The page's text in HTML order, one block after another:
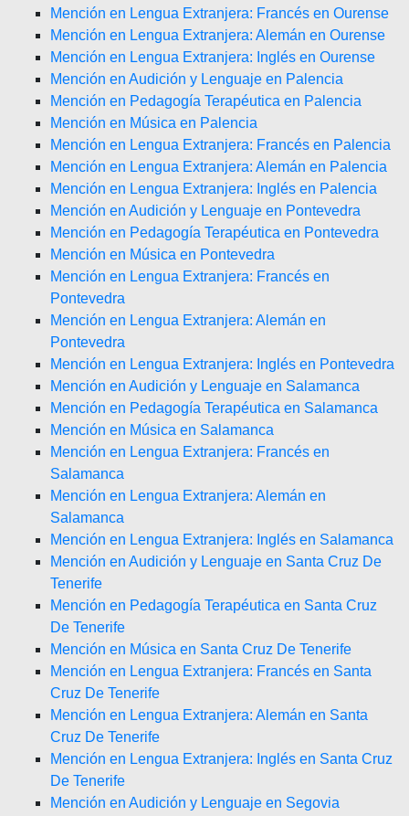
Mención en Lengua Extranjera: Francés en Ourense
Mención en Lengua Extranjera: Alemán en Ourense
Mención en Lengua Extranjera: Inglés en Ourense
Mención en Audición y Lenguaje en Palencia
Mención en Pedagogía Terapéutica en Palencia
Mención en Música en Palencia
Mención en Lengua Extranjera: Francés en Palencia
Mención en Lengua Extranjera: Alemán en Palencia
Mención en Lengua Extranjera: Inglés en Palencia
Mención en Audición y Lenguaje en Pontevedra
Mención en Pedagogía Terapéutica en Pontevedra
Mención en Música en Pontevedra
Mención en Lengua Extranjera: Francés en
Pontevedra
Mención en Lengua Extranjera: Alemán en
Pontevedra
Mención en Lengua Extranjera: Inglés en Pontevedra
Mención en Audición y Lenguaje en Salamanca
Mención en Pedagogía Terapéutica en Salamanca
Mención en Música en Salamanca
Mención en Lengua Extranjera: Francés en
Salamanca
Mención en Lengua Extranjera: Alemán en
Salamanca
Mención en Lengua Extranjera: Inglés en Salamanca
Mención en Audición y Lenguaje en Santa Cruz De
Tenerife
Mención en Pedagogía Terapéutica en Santa Cruz
De Tenerife
Mención en Música en Santa Cruz De Tenerife
Mención en Lengua Extranjera: Francés en Santa
Cruz De Tenerife
Mención en Lengua Extranjera: Alemán en Santa
Cruz De Tenerife
Mención en Lengua Extranjera: Inglés en Santa Cruz
De Tenerife
Mención en Audición y Lenguaje en Segovia